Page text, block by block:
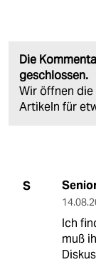
Die
geschlossen.
Wir öffnen
Artikeln für
S
Ich
muß